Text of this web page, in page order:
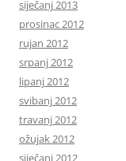
siječanj 2013
prosinac 2012
rujan 2012
srpanj 2012
lipanj 2012
svibanj 2012
travanj 2012
ožujak 2012
siječanj 2012